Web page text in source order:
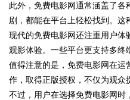
uz
此外，免费电影网通常涵盖了
剧，都能在平台上轻松找到。
现代的免费电影网还注重用户体
观影体验。一些平台更支持多终
值得注意的是，免费电影网在运
作，取得正版授权，不仅为观众
不过，用户在选择免费电影网时